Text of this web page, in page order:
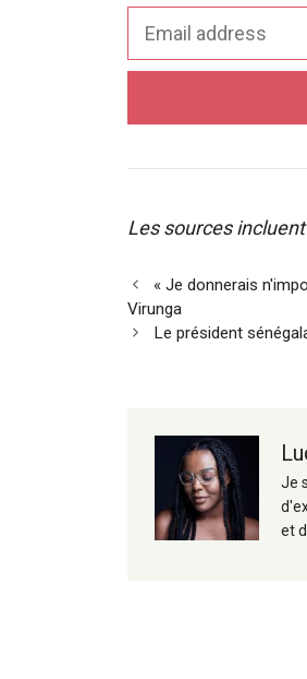
Les sources
Navigation
des
articles
« Je donnerais
Virunga
Le président
Je
et